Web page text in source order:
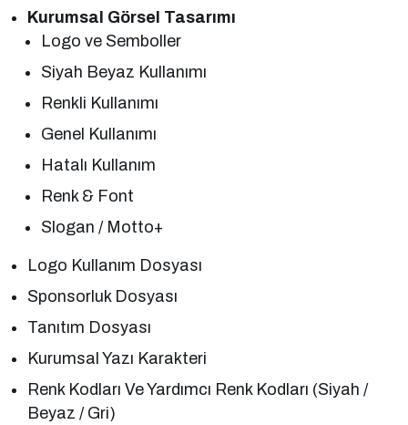
Kurumsal Görsel Tasarımı
Logo ve Semboller
Siyah Beyaz Kullanımı
Renkli Kullanımı
Genel Kullanımı
Hatalı Kullanım
Renk & Font
Slogan / Motto+
Logo Kullanım Dosyası
Sponsorluk Dosyası
Tanıtım Dosyası
Kurumsal Yazı Karakteri
Renk Kodları Ve Yardımcı Renk Kodları (Siyah /
Beyaz / Gri)